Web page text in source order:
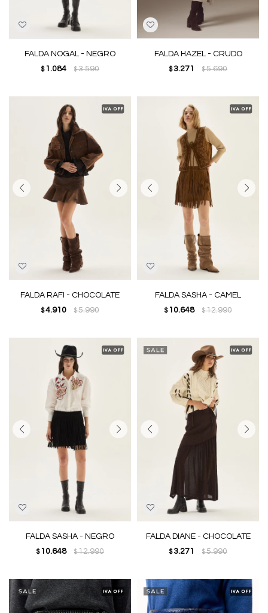
FALDA NOGAL - NEGRO
$ 1.084 $3.590
FALDA HAZEL - CRUDO
$ 3.271 $5.690
FALDA RAFI - CHOCOLATE
$ 4.910 $5.990
FALDA SASHA - CAMEL
$ 10.648 $12.990
FALDA SASHA - NEGRO
$ 10.648 $12.990
FALDA DIANE - CHOCOLATE
$ 3.271 $5.990